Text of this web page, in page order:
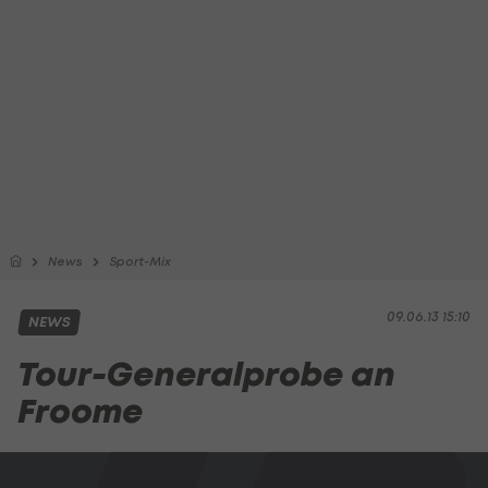
News Sport-Mix
09.06.13 15:10
NEWS
Tour-Generalprobe an
Froome